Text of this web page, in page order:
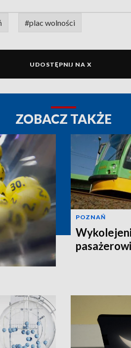
#plac wolności
UDOSTĘPNIJ NA X
ZOBACZ TAKŻE
POZNAŃ